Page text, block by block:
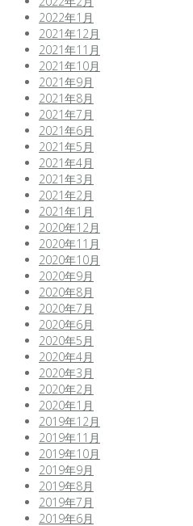
2022年1月
2021年12月
2021年11月
2021年10月
2021年9月
2021年8月
2021年7月
2021年6月
2021年5月
2021年4月
2021年3月
2021年2月
2021年1月
2020年12月
2020年11月
2020年10月
2020年9月
2020年8月
2020年7月
2020年6月
2020年5月
2020年4月
2020年3月
2020年2月
2020年1月
2019年12月
2019年11月
2019年10月
2019年9月
2019年8月
2019年7月
2019年6月